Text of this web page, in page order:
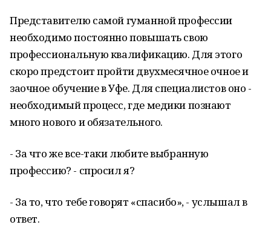
Представителю самой гуманной профессии
необходимо постоянно повышать свою
профессиональную квалификацию. Для этого
скоро предстоит пройти двухмесячное очное и
заочное обучение в Уфе. Для специалистов оно -
необходимый процесс, где медики познают
много нового и обязательного.
- За что же все-таки любите выбранную
профессию? - спросил я?
- За то, что тебе говорят «спасибо», - услышал в
ответ.